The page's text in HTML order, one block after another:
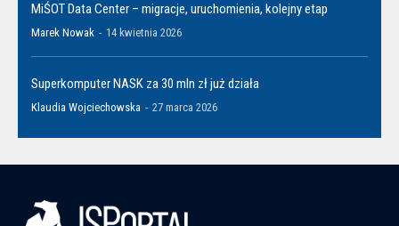
MiŚOT Data Center – migracje, uruchomienia, kolejny etap
Marek Nowak - 14 kwietnia 2026
Superkomputer NASK za 30 mln zł już działa
Klaudia Wojciechowska - 27 marca 2026